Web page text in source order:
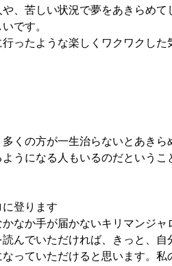
、苦しい状況で夢をあきらめ
です。
ったような楽しくワクワクした
くの方が一生治らないとあき
うになる人もいるのだという
登ります
なか手が届かないキリマンジ
んでいただければ、きっと、
っていただけると思います。私